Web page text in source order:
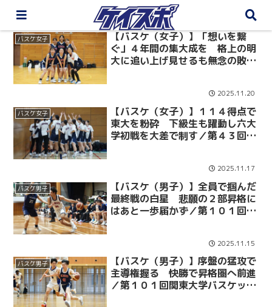
バスケ女子
【バスケ（女子）】「想いを繋
ぐ」４年間の集大成を 格上の明
大に追い上げ見せるも無念の敗戦
2025.11.20
バスケ女子
【バスケ（女子）】１１４得点で
東大を粉砕 下級生も躍動し六大
学初戦を大差で制す／第４３回東
2025.11.17
バスケ男子
【バスケ（男子）】全員で掴んだ
最終戦の白星 悲願の２部昇格に
はあと一歩届かず／第１０１回関
2025.11.15
バスケ男子
【バスケ（男子）】序盤の猛攻で
主導権握る 快勝で昇格圏へ前進
／第１０１回関東大学バスケット